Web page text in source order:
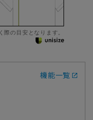
の目安となります。
機能一覧